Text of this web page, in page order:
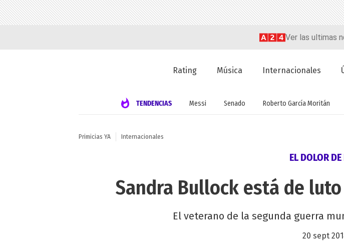
Ver las ultimas
Rating Música Internacionales
TENDENCIAS Messi Senado Roberto García Moritán
Primicias YA Internacionales
EL DOLOR
Sandra Bullock está de
El veterano de la segunda guerra
20 sept